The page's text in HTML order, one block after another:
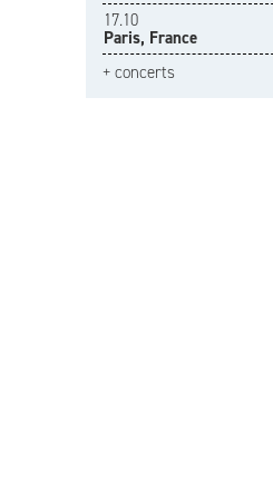
17.10
Paris, France
+ concerts